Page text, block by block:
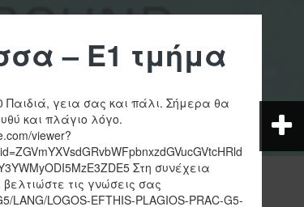
– Ε1 τμήμα
Παιδιά, γεια σας και πάλι. Σήμερα θα
και πλάγιο λόγο.
viewer?
Στη συνέχεια
βελτιώστε τις γνώσεις σας
LANG/LOGOS-EFTHIS-PLAGIOS-PRAC-G5-